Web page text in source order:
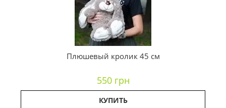
Плюшевый кролик 45 см
550 грн
КУПИТЬ